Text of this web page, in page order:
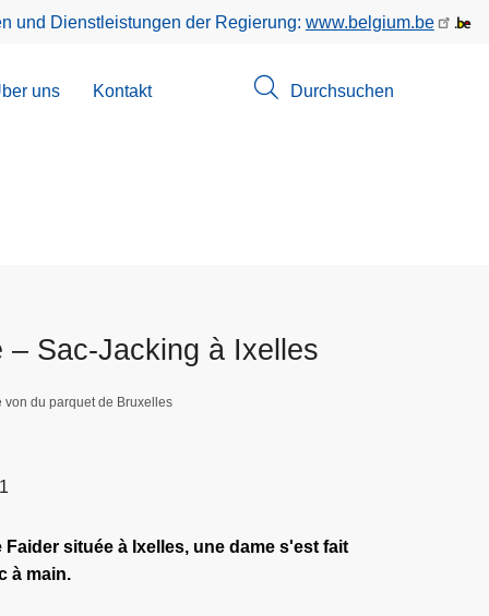
und Dienstleistungen der Regierung: www.belgium.be
uns Kontakt Durchsuchen
– Sac-Jacking à Ixelles
von du parquet de Bruxelles
Faider située à Ixelles, une dame s'est fait
à main.